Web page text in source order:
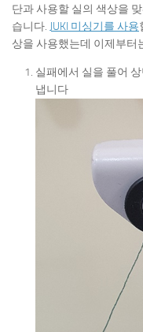
단과 사용할 실의 색상을
습니다. JUKI 미싱기를 사용
상을 사용했는데 이제부터
실패에서 실을 풀어
냅니다